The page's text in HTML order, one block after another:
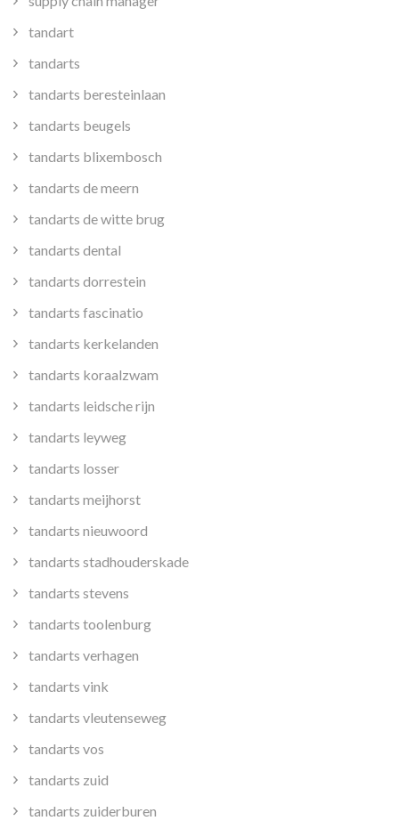
tandart
tandarts
tandarts beresteinlaan
tandarts beugels
tandarts blixembosch
tandarts de meern
tandarts de witte brug
tandarts dental
tandarts dorrestein
tandarts fascinatio
tandarts kerkelanden
tandarts koraalzwam
tandarts leidsche rijn
tandarts leyweg
tandarts losser
tandarts meijhorst
tandarts nieuwoord
tandarts stadhouderskade
tandarts stevens
tandarts toolenburg
tandarts verhagen
tandarts vink
tandarts vleutenseweg
tandarts vos
tandarts zuid
tandarts zuiderburen